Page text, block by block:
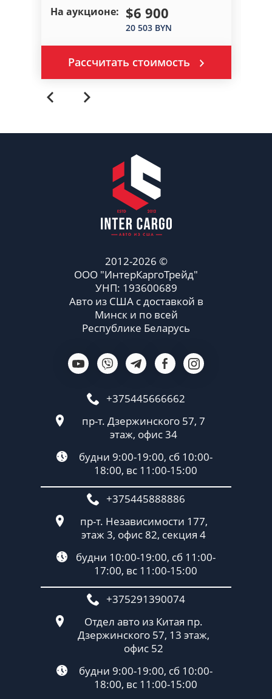
На аукционе: $6 900
20 503 BYN
Рассчитать стоимость
2012-2026 ©
ООО "ИнтерКаргоТрейд"
УНП: 193600689
Авто из США с доставкой в
Минск и по всей
Республике Беларусь
+375445666662
пр-т. Дзержинского 57, 7
этаж, офис 34
будни 9:00-19:00, сб 10:00-
18:00, вс 11:00-15:00
+375445888886
пр-т. Независимости 177,
этаж 3, офис 82, секция 4
будни 10:00-19:00, сб 11:00-
17:00, вс 11:00-15:00
+375291390074
Отдел авто из Китая пр.
Дзержинского 57, 13 этаж,
офис 52
будни 9:00-19:00, сб 10:00-
18:00, вс 11:00-15:00